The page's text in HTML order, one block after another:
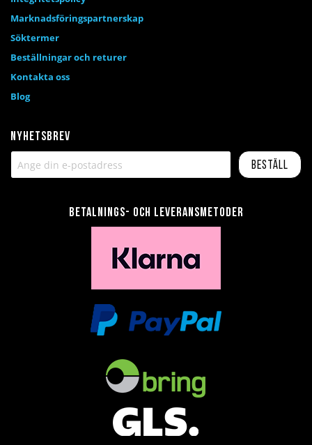
Nyhetsbrev
Beställ
Betalnings- och leveransmetoder
Marknadsföringspartnerskap
Söktermer
Beställningar och returer
Kontakta oss
Blog